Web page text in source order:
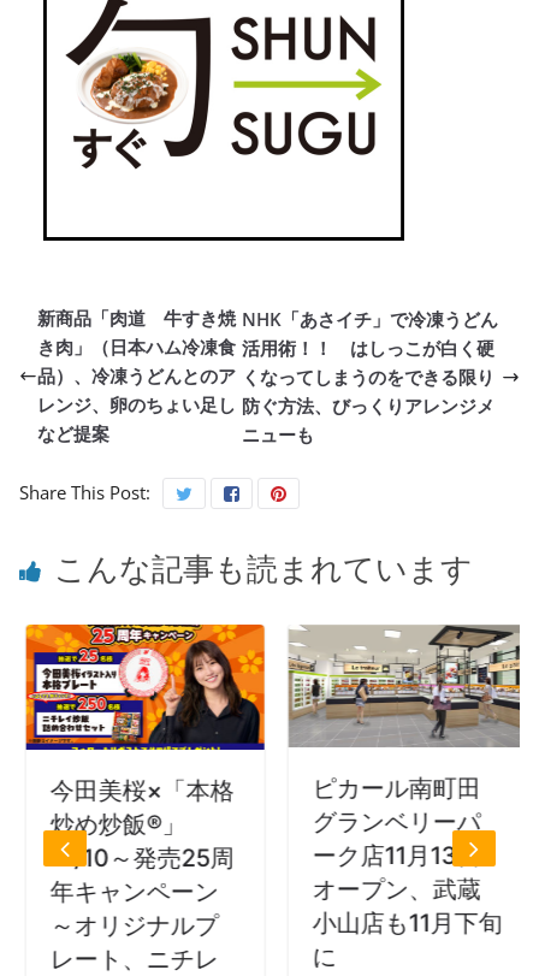
新商品「肉道 牛すき焼
き肉」（日本ハム冷凍食
品）、冷凍うどんとのア
レンジ、卵のちょい足し
など提案
NHK「あさイチ」で冷凍うどん
活用術！！ はしっこが白く硬
くなってしまうのをできる限り
防ぐ方法、びっくりアレンジメ
ニューも
Share This Post:
こんな記事も読まれています
今田美桜×「本格
炒め炒飯®」
４/10～発売25周
年キャンペーン
～オリジナルプ
レート、ニチレ
ピカール南町田
グランベリーパ
ーク店11月13日
オープン、武蔵
小山店も11月下旬
に